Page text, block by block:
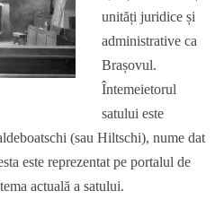
unități juridice și
administrative ca
Brașovul.
Întemeietorul
satului este
(sau Hiltschi), nume dat
este reprezentat pe portalul de
actuală a satului.